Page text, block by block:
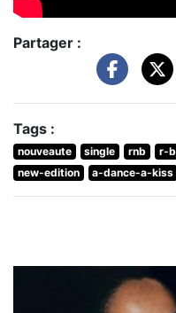
Partager :
Tags :
nouveaute single rnb r-b
new-edition
a-dance-a-kiss